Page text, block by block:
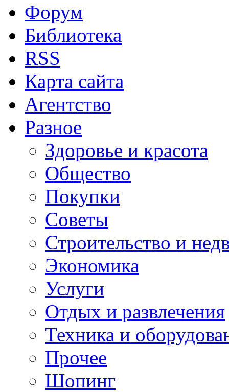
Форум
Библиотека
RSS
Карта сайта
Агентство
Разное
Здоровье и красота
Общество
Покупки
Советы
Строительство и
Экономика
Услуги
Отдых и развлечения
Техника и
Прочее
Шопинг